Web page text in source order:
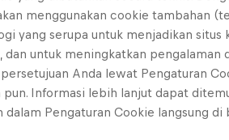
menggunakan cookie tambahan
yang serupa untuk menjadikan situs
dan untuk meningkatkan pengalaman
Anda lewat Pengaturan
Informasi lebih lanjut dapat
dalam Pengaturan Cookie langsung di